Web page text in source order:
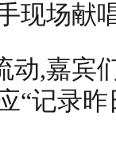
现场献
动,嘉宾
“记录